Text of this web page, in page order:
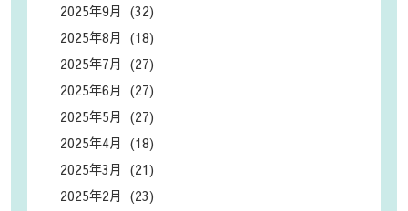
2025年9月 (32)
2025年8月 (18)
2025年7月 (27)
2025年6月 (27)
2025年5月 (27)
2025年4月 (18)
2025年3月 (21)
2025年2月 (23)